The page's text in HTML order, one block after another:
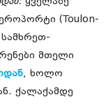
(Toulon-
მთელი
, ხოლო
ქალაქამდე